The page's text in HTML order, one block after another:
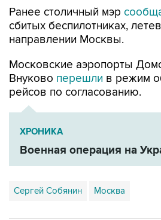
Ранее столичный мэр
сбитых беспилотниках,
направлении Москвы.
Московские аэропорты
Внуково перешли в режим
рейсов по согласованию.
ХРОНИКА
Военная операция на
Сергей Собянин Москва